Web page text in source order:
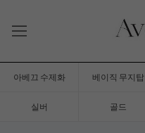
아베끄 수제화 베이직 무지탑
실버 골드